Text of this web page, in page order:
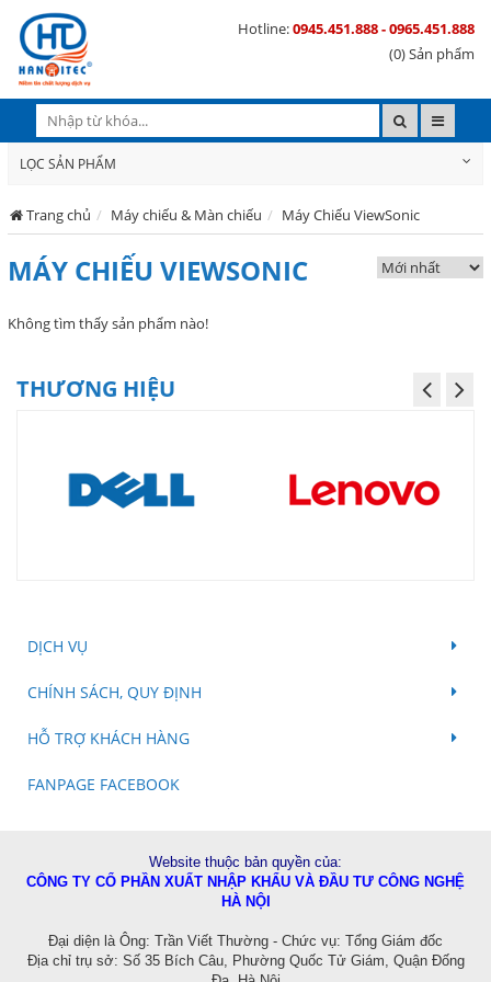
Hotline:0945.451.888 - 0965.451.888
(0) Sản phẩm
LỌC SẢN PHẨM
Trang chủ Máy chiếu & Màn chiếu Máy Chiếu ViewSonic
MÁY CHIẾU VIEWSONIC
Không tìm thấy sản phẩm nào!
THƯƠNG HIỆU
DỊCH VỤ
CHÍNH SÁCH, QUY ĐỊNH
HỖ TRỢ KHÁCH HÀNG
FANPAGE FACEBOOK
Website thuộc bản quyền của:
CÔNG TY CỔ PHẦN XUẤT NHẬP KHẨU VÀ ĐẦU TƯ CÔNG NGHỆ
HÀ NỘI
Đại diện là Ông: Trần Viết Thường - Chức vụ: Tổng Giám đốc
Địa chỉ trụ sở: Số 35 Bích Câu, Phường Quốc Tử Giám, Quận Đống